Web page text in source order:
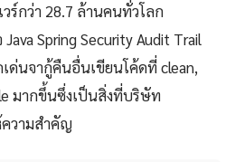
กว่า 28.7 ล้านคนทั่วโลก
Spring Security Audit Trail
ด่นจากู้คืนอื่นเขียนโค้ดที่ clean,
มากขึ้นซึ่งเป็นสิ่งที่บริษัท
ความสำคัญ